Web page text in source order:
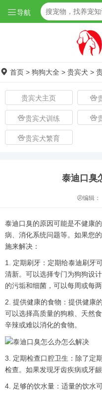
导航
首页 > 狗狗大全 > 贵宾犬 >
贵宾犬主页
贵宾犬训练
贵宾犬繁育
泰迪口臭
编辑：
泰迪口臭的原因可能是不健康
病、消化系统问题等。如果您
施来解决：
1. 定期刷牙：定期给泰迪刷牙
清新。可以选择专门为狗狗设
的污垢和细菌，可以每周或每两
2. 提供健康的食物：提供健康
可以选择高质量的狗粮、天然
辛辣或难以消化的食物。
3. 定期检查口腔卫生：除了定
检查。如果发现牙齿疾病或牙
4. 足够的饮水量：适量的饮水